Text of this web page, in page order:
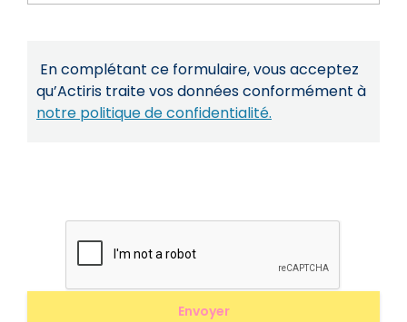
En complétant ce formulaire, vous acceptez
qu’Actiris traite vos données conformément à
notre politique de confidentialité.